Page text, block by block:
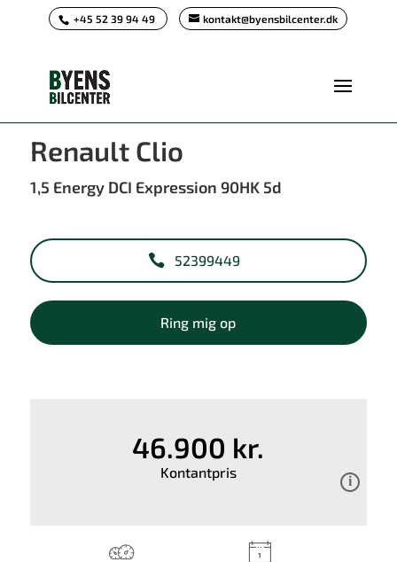
+45 52 39 94 49 kontakt@byensbilcenter.dk
Tilbage til søgeresultat
Renault Clio
1,5 Energy DCI Expression 90HK 5d
52399449
Ring mig op
46.900 kr.
Kontantpris